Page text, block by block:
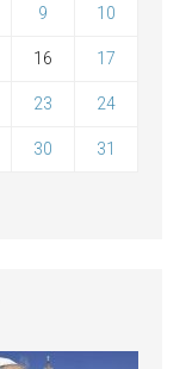
9 10
16 17
23 24
30 31